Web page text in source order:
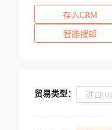
存入CRM
智能搜邮
贸易类型： 进口(0)